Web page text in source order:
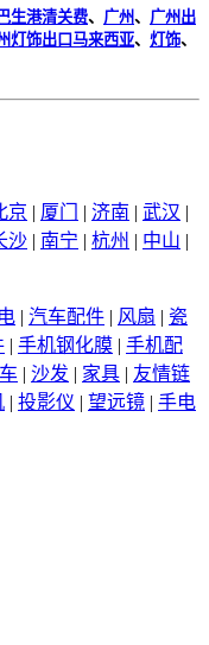
巴生港清关费、 广州、 广州出
灯饰出口马来西亚、 灯饰、
京 | 厦门 | 济南 | 武汉 |
沙 | 南宁 | 杭州 | 中山 |
| 汽车配件 | 风扇 | 瓷
| 手机钢化膜 | 手机配
| 沙发 | 家具 | 友情链
| 投影仪 | 望远镜 | 手电